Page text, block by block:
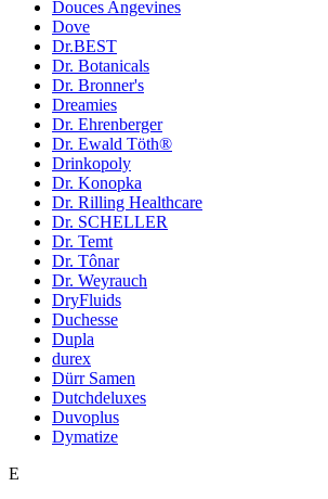
Douces Angevines
Dove
Dr.BEST
Dr. Botanicals
Dr. Bronner's
Dreamies
Dr. Ehrenberger
Dr. Ewald Töth®
Drinkopoly
Dr. Konopka
Dr. Rilling Healthcare
Dr. SCHELLER
Dr. Temt
Dr. Tônar
Dr. Weyrauch
DryFluids
Duchesse
Dupla
durex
Dürr Samen
Dutchdeluxes
Duvoplus
Dymatize
E